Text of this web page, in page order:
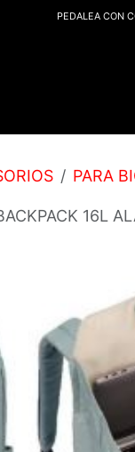
PEDALEA CON
PARA
16L